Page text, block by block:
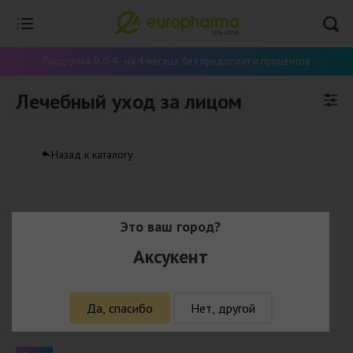
Рассрочка 0-0-4 - на 4 месяца без предоплат и процентов
Лечебный уход за лицом
Назад к каталогу
5 320
Это ваш город?
Аксукент
Да, спасибо Нет, другой